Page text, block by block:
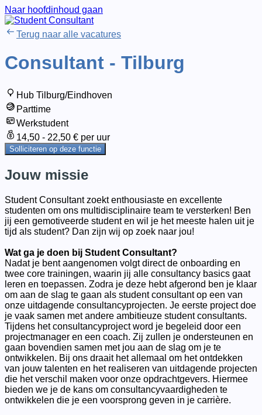
Naar hoofdinhoud gaan
Terug naar alle vacatures
Consultant - Tilburg
Hub Tilburg/Eindhoven
Parttime
Werkstudent
14,50 - 22,50 € per uur
Solliciteren op deze functie
Jouw missie
Student Consultant zoekt enthousiaste en excellente
studenten om ons multidisciplinaire team te versterken! Ben
jij een gemotiveerde student en wil je het meeste halen uit je
tijd als student? Dan zijn wij op zoek naar jou!
Wat ga je doen bij Student Consultant?
Nadat je bent aangenomen volgt direct de onboarding en
twee core trainingen, waarin jij alle consultancy basics gaat
leren en toepassen. Zodra je deze hebt afgerond ben je klaar
om aan de slag te gaan als student consultant op een van
onze uitdagende consultancyprojecten. Je eerste project doe
je vaak samen met andere ambitieuze student consultants.
Tijdens het consultancyproject word je begeleid door een
projectmanager en een coach. Zij zullen je ondersteunen en
gaan bovendien samen met jou aan de slag om je te
ontwikkelen. Bij ons draait het allemaal om het ontdekken
van jouw talenten en het realiseren van uitdagende projecten
die het verschil maken voor onze opdrachtgevers. Hiermee
bieden we je de kans om consultancyvaardigheden te
ontwikkelen die je een voorsprong geven in je carrière.